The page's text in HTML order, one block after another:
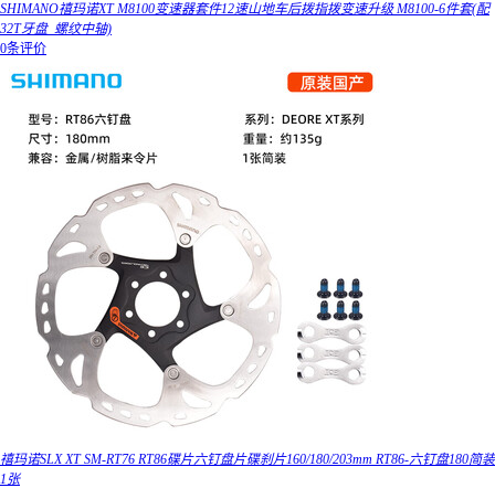
SHIMANO禧玛诺XT M8100变速器套件12速山地车后拨指拨变速升级 M8100-6件套(配
32T牙盘_螺纹中轴)
0条评价
禧玛诺SLX XT SM-RT76 RT86碟片六钉盘片碟刹片160/180/203mm RT86-六钉盘180简装
1张